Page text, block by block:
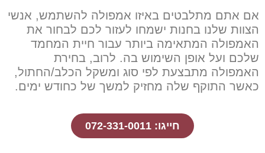
אם אתם מתלבטים באיזו אמפולה להשתמש, אנשי
הצוות שלנו בחנות ישמחו לעזור לכם לבחור את
האמפולה המתאימה ביותר עבור חיית המחמד
שלכם ועל אופן השימוש בה. לרוב, בחירת
האמפולה מתבצעת לפי סוג ומשקל הכלב/החתול,
כאשר התוקף שלה מחזיק למשך של כחודש ימים.
חייגו: 072-331-0011